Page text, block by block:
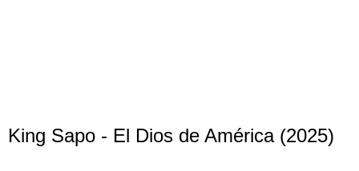
King Sapo - El Dios de América (2025)